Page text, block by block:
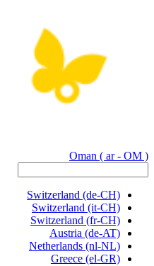
Oman ( ar - OM )
Switzerland (de-CH)
Switzerland (it-CH)
Switzerland (fr-CH)
Austria (de-AT)
Netherlands (nl-NL)
Greece (el-GR)